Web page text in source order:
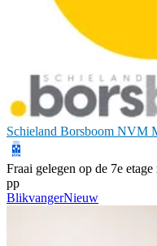
Schieland Borsboom NVM
Fraai gelegen op de 7e
pp
BlikvangerNieuw